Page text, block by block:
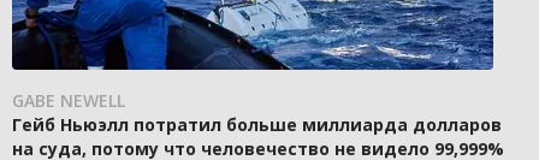
GABE NEWELL
Гейб Ньюэлл потратил больше миллиарда долларов
на суда, потому что человечество не видело 99,999%